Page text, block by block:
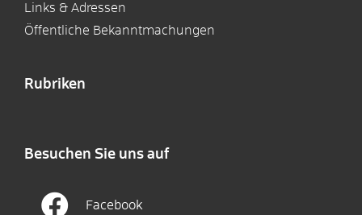
Links & Adressen
Öffentliche Bekanntmachungen
Rubriken
Besuchen Sie uns auf
Facebook